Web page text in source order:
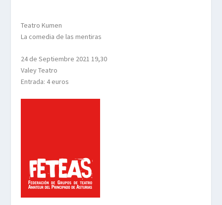
Teatro Kumen
La comedia de las mentiras
24 de Septiembre 2021 19,30
Valey Teatro
Entrada: 4 euros